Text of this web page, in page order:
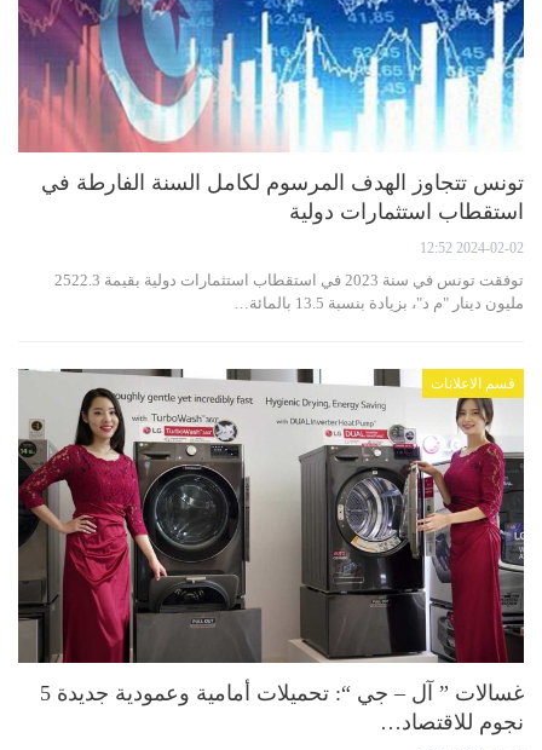
تونس تتجاوز الهدف المرسوم لكامل السنة الفارطة في
استقطاب استثمارات دولية
2024-02-02 12:52
توفقت تونس في سنة 2023 في استقطاب استثمارات دولية بقيمة 2522.3
مليون دينار "م د"، بزيادة بنسبة 13.5 بالمائة…
قسم الاعلانات
غسالات ” آل – جي “: تحميلات أمامية وعمودية جديدة 5
نجوم للاقتصاد…